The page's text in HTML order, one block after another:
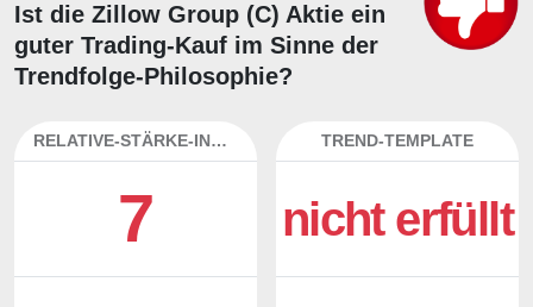
Ist die Zillow Group (C) Aktie ein
guter Trading-Kauf im Sinne der
Trendfolge-Philosophie?
RELATIVE-STÄRKE-INDEX
7
TREND-TEMPLATE
nicht erfüllt